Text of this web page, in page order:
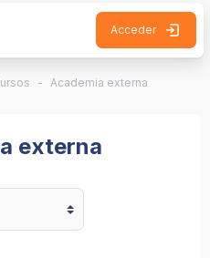
Acceder
Academia externa
externa